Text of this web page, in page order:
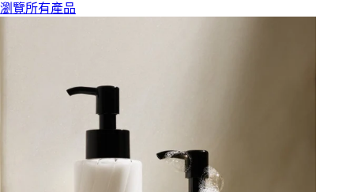
瀏覽所有產品